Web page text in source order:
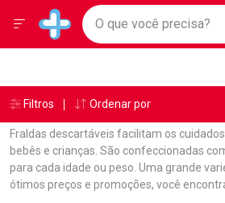
Drogarias Pacheco
Baixe nosso APP e aproveite
Ir direto para a home
pela página
Ir direto para o conteúdo
Ir direto para a busca
Ir direto para a ajuda
Ir direto para a notificações
Ir direto para o carrinho
Ir direto para o menu
Faça a sua busca
O que você
Menu
Breadcrumb
Drogarias Pacheco Fraldas
Fraldas descartáveis facilitam os
bebês e crianças. São confeccionadas
para cada idade ou peso. Uma grande
ótimos preços e promoções, você
Âncoras
Filtros Ordenar por